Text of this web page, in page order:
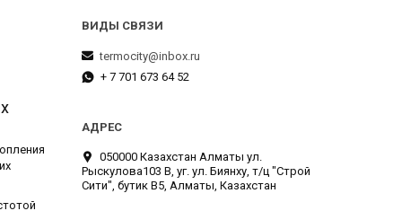
termocity@inbox.ru
+ 7 701 673 64 52
050000 Казахстан Алматы ул.
Рыскулова103 В, уг. ул. Биянху, т/ц "Строй
Сити", бутик В5, Алматы, Казахстан